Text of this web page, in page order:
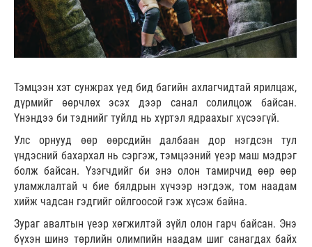
Тэмцээн хэт сунжрах үед бид багийн ахлагчидтай ярилцаж,
дүрмийг өөрчлөх эсэх дээр санал солилцож байсан.
Үнэндээ би тэднийг туйлд нь хүртэл ядраахыг хүсээгүй.
Улс орнууд өөр өөрсдийн далбаан дор нэгдсэн тул
үндэсний бахархал нь сэргэж, тэмцээний үеэр маш мэдрэг
болж байсан. Үзэгчдийг би энэ олон тамирчид өөр өөр
уламжлалтай ч бие бялдрын хүчээр нэгдэж, том наадам
хийж чадсан гэдгийг ойлгоосой гэж хүсэж байна.
Зураг авалтын үеэр хөгжилтэй зүйл олон гарч байсан. Энэ
бүхэн шинэ төрлийн олимпийн наадам шиг санагдах байх